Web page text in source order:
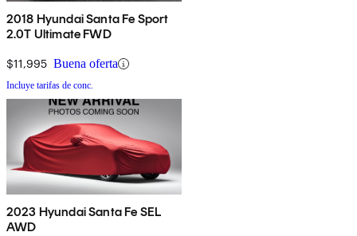
2018 Hyundai Santa Fe Sport
2.0T Ultimate FWD
$11,995 Buena oferta
Incluye tarifas de conc.
2023 Hyundai Santa Fe SEL
AWD